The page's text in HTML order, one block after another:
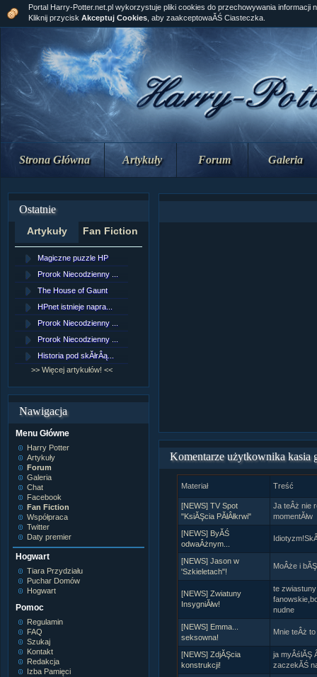
Strona Główna Artykuły Forum Galeria
Ostatnie
Artykuły Fan Fiction
Magiczne puzzle HP
Prorok Niecodzienny ...
The House of Gaunt
HPnet istnieje napra...
Prorok Niecodzienny ...
Prorok Niecodzienny ...
Historia pod skĂłrÂą...
>> Więcej artykułów! <<
Nawigacja
Menu Główne
Harry Potter
Artykuły
Forum
Galeria
Chat
Facebook
Fan Fiction
Współpraca
Twitter
Daty premier
Hogwart
Tiara Przydziału
Puchar Domów
Hogwart
Pomoc
Regulamin
FAQ
Szukaj
Kontakt
Redakcja
Izba Pamięci
Portal Harry-Potter.net.pl wykorzystuje pliki cookies do przechowywania informacji
Kliknij przycisk Akceptuj Cookies , aby zaakceptowaĂŚ Ciasteczka.
Komentarze użytkownika kasia
Materiał Treść
[NEWS] TV Spot
"KsiĂŞcia PĂłÂłkrwi"
Ja teÂż nie
momentĂłw
[NEWS] ByĂŚ
odwaÂżnym...
[NEWS] Jason w
'Szkieletach"!
MoÂże i
[NEWS] Zwiatuny
InsygniĂłw!
te
nudne
[NEWS] Emma...
seksowna!
Mnie teÂż
[NEWS] ZdjĂŞcia
konstrukcji!
ja myÂślĂŞ
zaczekĂŚ